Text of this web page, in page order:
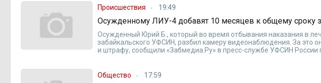
Происшествия 19:49
Осужденному ЛИУ-4 добавят 10 месяцев к общему сроку
Осужденный Юрий Б., который во время отбывания наказания в
забайкальского УФСИН, разбил камеру видеонаблюдения. За это
и штрафу, сообщили «Забмедиа.Ру» в пресс-службе УФСИН России
Общество 17:59